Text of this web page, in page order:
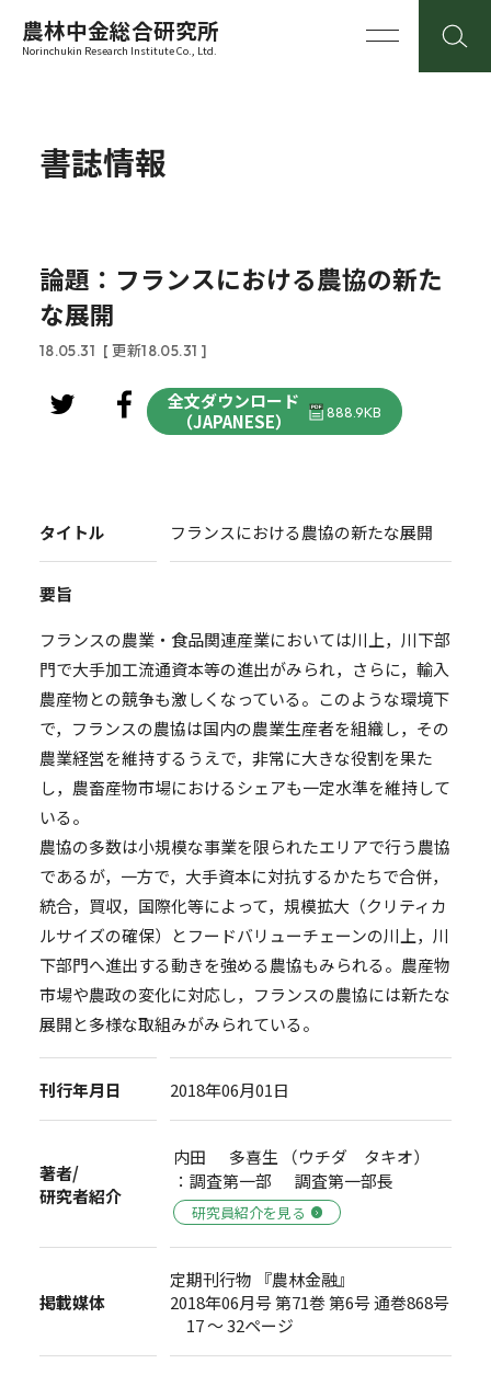
農林中金総合研究所
Norinchukin Research Institute Co., Ltd.
書誌情報
論題：フランスにおける農協の新た
な展開
18.05.31 [ 更新18.05.31 ]
全文ダウンロード
（JAPANESE）
888.9KB
タイトル フランスにおける農協の新たな展開
要旨
フランスの農業・食品関連産業においては川上，川下部
門で大手加工流通資本等の進出がみられ，さらに，輸入
農産物との競争も激しくなっている。このような環境下
で，フランスの農協は国内の農業生産者を組織し，その
農業経営を維持するうえで，非常に大きな役割を果た
し，農畜産物市場におけるシェアも一定水準を維持して
いる。
農協の多数は小規模な事業を限られたエリアで行う農協
であるが，一方で，大手資本に対抗するかたちで合併，
統合，買収，国際化等によって，規模拡大（クリティカ
ルサイズの確保）とフードバリューチェーンの川上，川
下部門へ進出する動きを強める農協もみられる。農産物
市場や農政の変化に対応し，フランスの農協には新たな
展開と多様な取組みがみられている。
刊行年月日 2018年06月01日
著者/
研究者紹介
内田 多喜生 （ウチダ タキオ）
：調査第一部 調査第一部長
研究員紹介を見る
掲載媒体
定期刊行物 『農林金融』
2018年06月号 第71巻 第6号 通巻868号
17 ～ 32ページ